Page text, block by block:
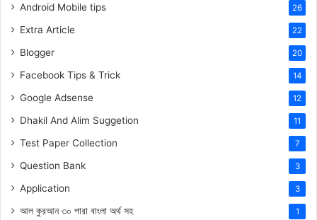
Android Mobile tips 26
Extra Article 22
Blogger 20
Facebook Tips & Trick 14
Google Adsense 12
Dhakil And Alim Suggetion 11
Test Paper Collection 7
Question Bank 3
Application 3
আল কুরআন ৩০ পারা বাংলা অর্থ সহ 1